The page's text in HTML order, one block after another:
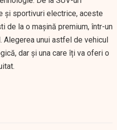
și sportivuri electrice, aceste
de la o mașină premium, într-un
Alegerea unui astfel de vehicul
dar și una care îți va oferi o